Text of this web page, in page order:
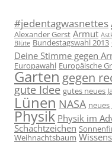
#jedentagwasnettes
Alexander Gerst Armut
Blüte Bundestagswahl 2013
Deine Stimme gegen
Europawahl Europäische
Garten gegen
gute Idee gutes neues
Lünen NASA neues
Physik Physik im
Schachtzeichen
Weihnachtsbaum